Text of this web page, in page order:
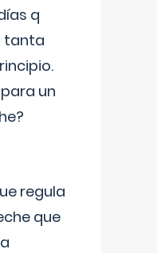
q
tanta
un
regula
que